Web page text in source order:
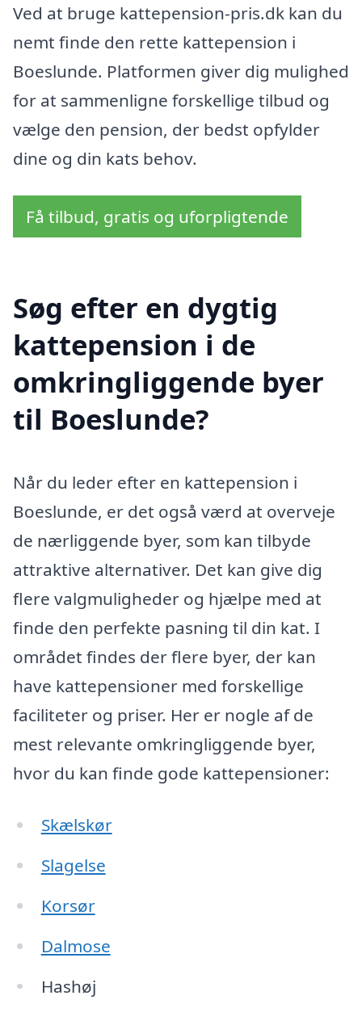
Ved at bruge kattepension-pris.dk kan du
nemt finde den rette kattepension i
Boeslunde. Platformen giver dig mulighed
for at sammenligne forskellige tilbud og
vælge den pension, der bedst opfylder
dine og din kats behov.
Få tilbud, gratis og uforpligtende
Søg efter en dygtig
kattepension i de
omkringliggende byer
til Boeslunde?
Når du leder efter en kattepension i
Boeslunde, er det også værd at overveje
de nærliggende byer, som kan tilbyde
attraktive alternativer. Det kan give dig
flere valgmuligheder og hjælpe med at
finde den perfekte pasning til din kat. I
området findes der flere byer, der kan
have kattepensioner med forskellige
faciliteter og priser. Her er nogle af de
mest relevante omkringliggende byer,
hvor du kan finde gode kattepensioner:
Skælskør
Slagelse
Korsør
Dalmose
Hashøj